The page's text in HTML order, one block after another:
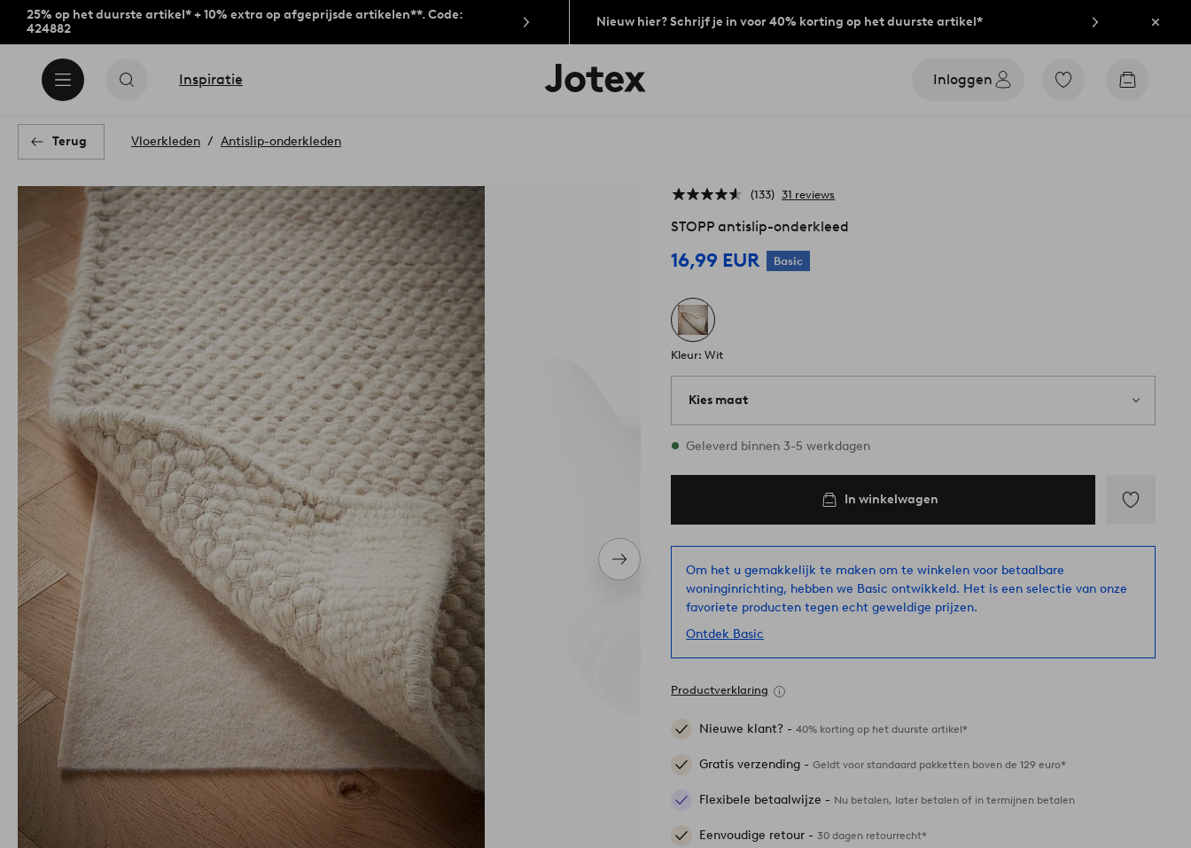
25% op het duurste artikel* + 10% extra op afgeprijsde artikelen**. Code:
424882
Nieuw hier? Schrijf je in voor 40% korting op het duurste artikel*
Inspiratie
Jotex
logo
Inloggen
Ga
Go
Terug Vloerkleden Antislip-onderkleden
Volgend
item
133 31 reviews
STOPP antislip-onderkleed
16,99 EUR Basic
Kleur: Wit
Kies maat
Alle maten zijn op voorraad
Geleverd binnen 3-5 werkdagen
In winkelwagen
aan
Om het u gemakkelijk te maken om te winkelen voor betaalbare
woninginrichting, hebben we Basic ontwikkeld. Het is een selectie van onze
favoriete producten tegen echt geweldige prijzen.
Ontdek Basic
Productverklaring
Nieuwe klant? -40% korting op het duurste artikel*
Gratis verzending -Geldt voor standaard pakketten boven de 129 euro*
Flexibele betaalwijze - Nu betalen, later betalen of in termijnen betalen
Eenvoudige retour -30 dagen retourrecht*